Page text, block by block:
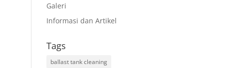
Galeri
Informasi dan Artikel
Tags
ballast tank cleaning